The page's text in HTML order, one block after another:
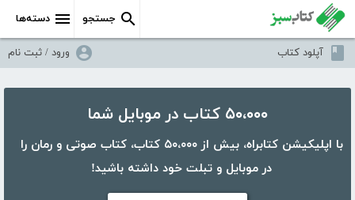
دسته‌ها جستجو
آپلود کتاب ورود / ثبت نام
۵۰،۰۰۰ کتاب در موبایل شما
با اپلیکیشن کتابراه، بیش از ۵۰،۰۰۰ کتاب، کتاب صوتی و رمان را
در موبایل و تبلت خود داشته باشید!